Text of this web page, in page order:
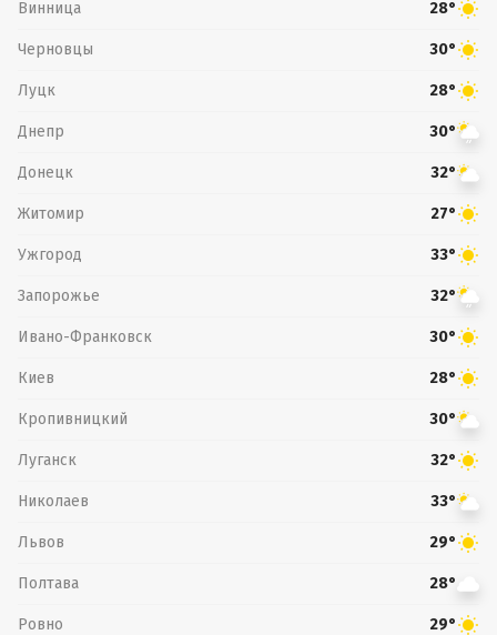
Винница 28°
Черновцы 30°
Луцк 28°
Днепр 30°
Донецк 32°
Житомир 27°
Ужгород 33°
Запорожье 32°
Ивано-Франковск 30°
Киев 28°
Кропивницкий 30°
Луганск 32°
Николаев 33°
Львов 29°
Полтава 28°
Ровно 29°